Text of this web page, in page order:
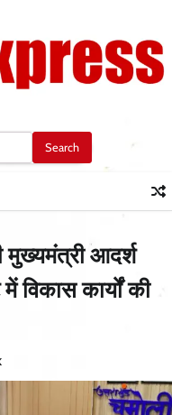
मुख्यमंत्री आदर्श
विकास कार्यों की